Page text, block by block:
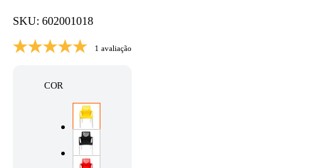
SKU: 602001018
1 avaliação
COR